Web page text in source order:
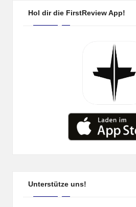
Hol dir die FirstReview App!
Unterstütze uns!